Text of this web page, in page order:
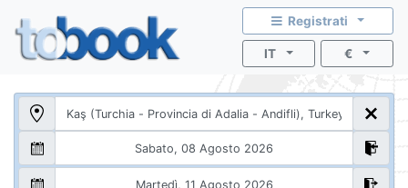
Registrati
IT €